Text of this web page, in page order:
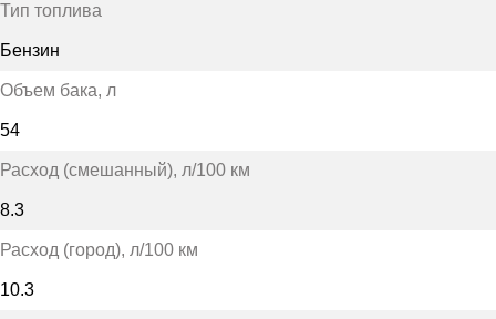
Тип топлива
Бензин
Объем бака, л
54
Расход (смешанный), л/100 км
8.3
Расход (город), л/100 км
10.3